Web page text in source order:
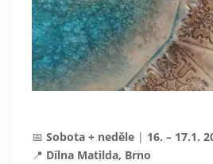
📅 Sobota + neděle | 16. – 17.1.
📍 Dílna Matilda, Brno